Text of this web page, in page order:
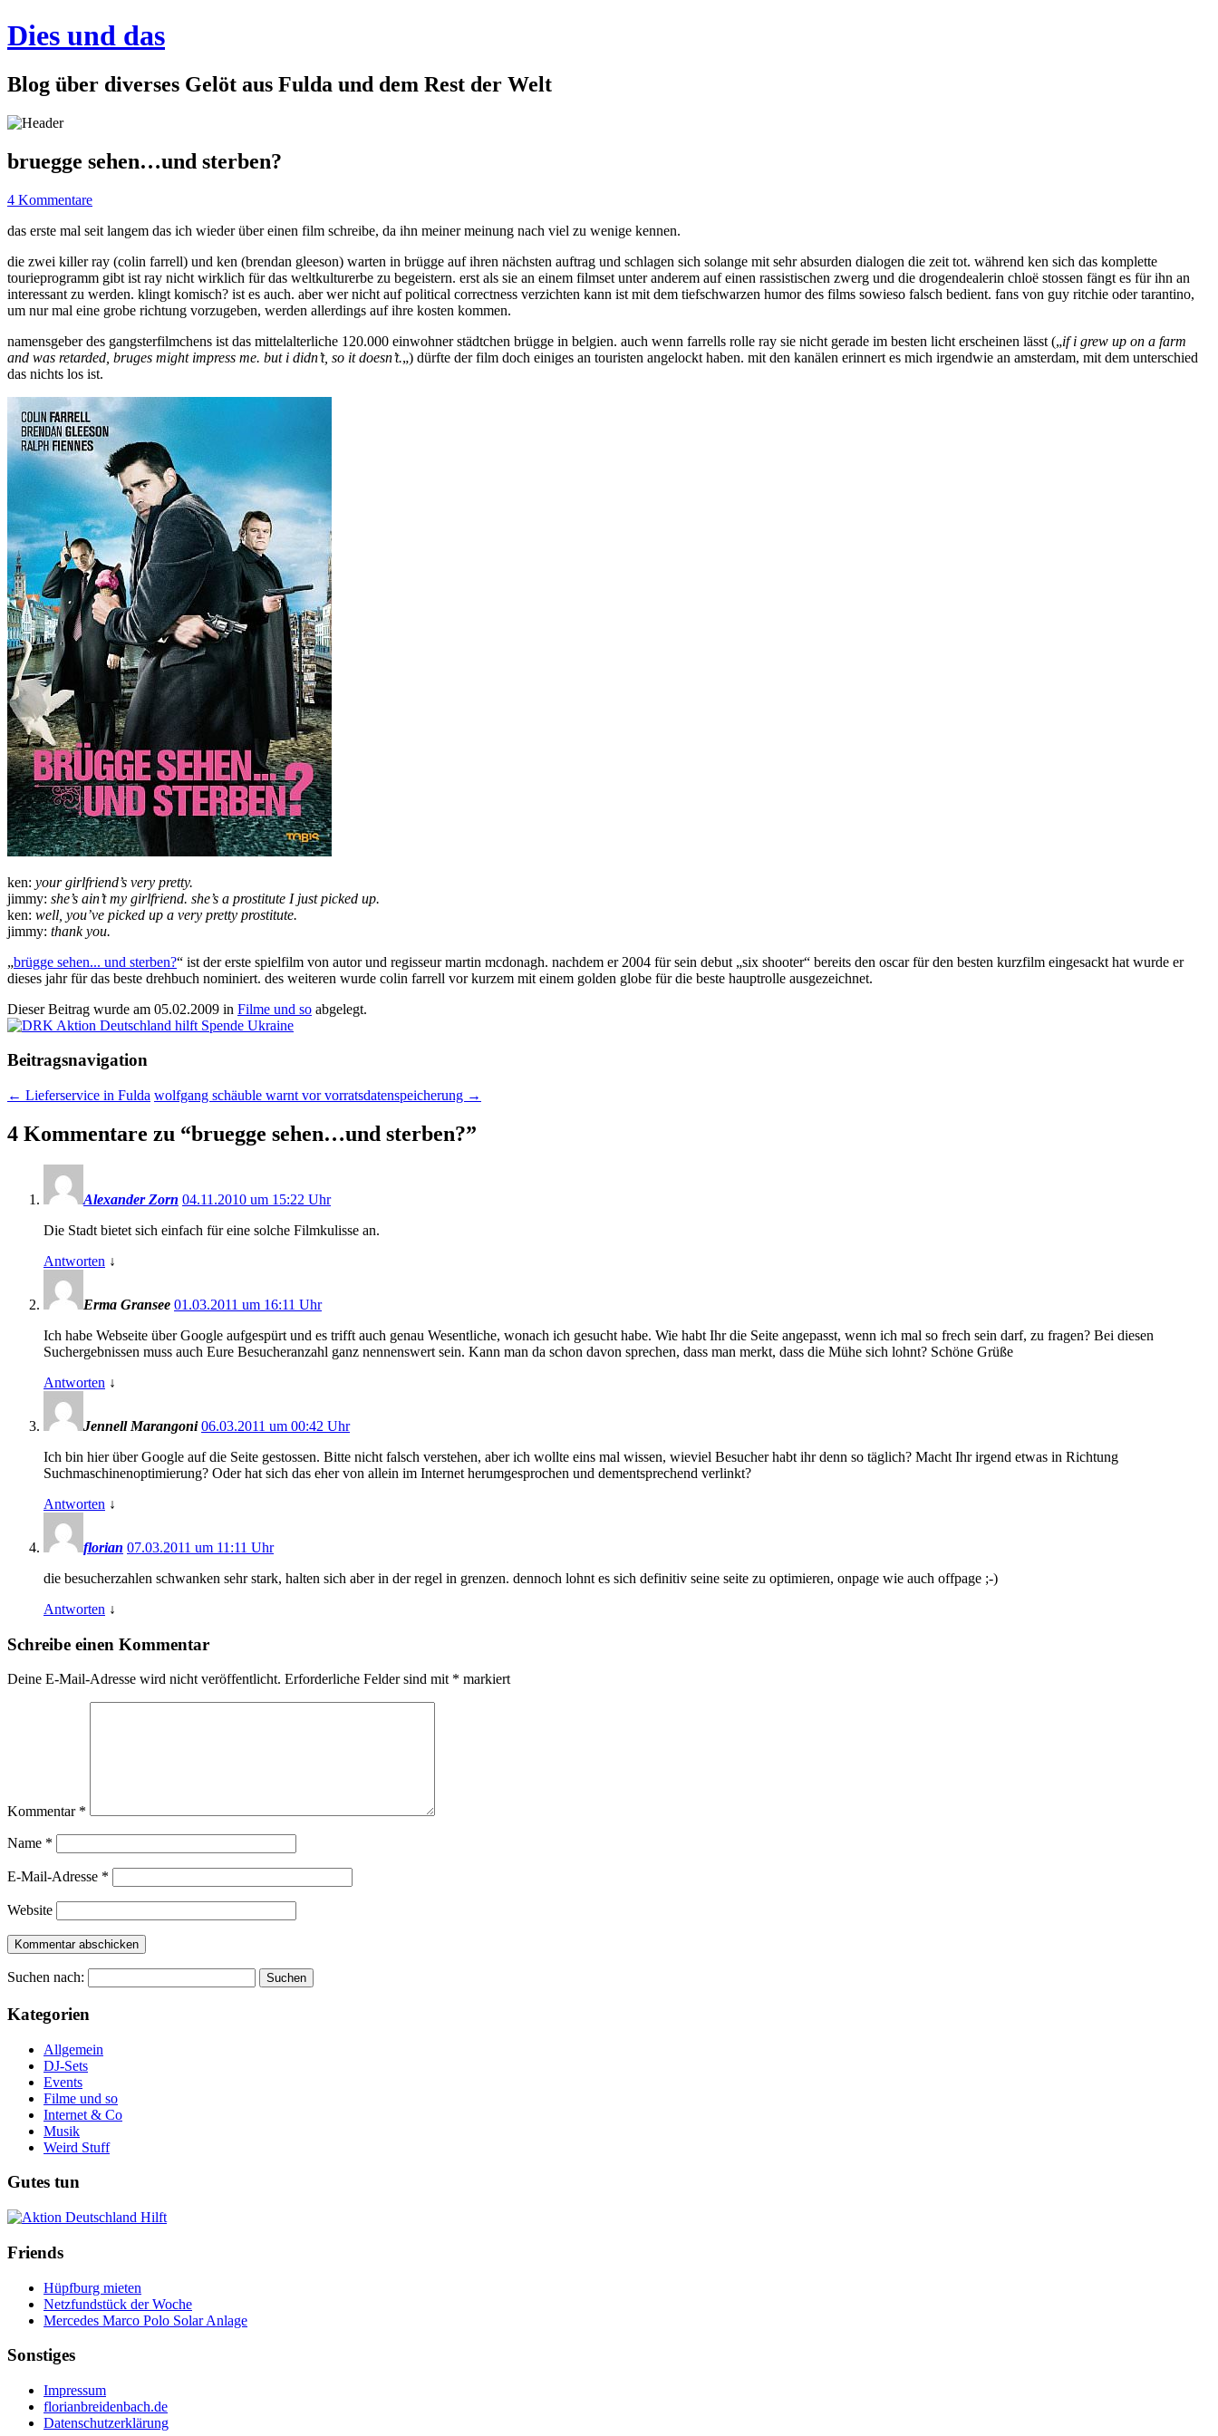
Dies und das
Blog über diverses Gelöt aus Fulda und dem Rest der Welt
bruegge sehen…und sterben?
4 Kommentare
das erste mal seit langem das ich wieder über einen film schreibe, da ihn meiner meinung nach viel zu wenige kennen.
die zwei killer ray (colin farrell) und ken (brendan gleeson) warten in brügge auf ihren nächsten auftrag und schlagen sich solange mit sehr absurden dialogen die zeit tot. während ken sich das komplette
tourieprogramm gibt ist ray nicht wirklich für das weltkulturerbe zu begeistern. erst als sie an einem filmset unter anderem auf einen rassistischen zwerg und die drogendealerin chloë stossen fängt es für ihn an
interessant zu werden. klingt komisch? ist es auch. aber wer nicht auf political correctness verzichten kann ist mit dem tiefschwarzen humor des films sowieso falsch bedient. fans von guy ritchie oder tarantino,
um nur mal eine grobe richtung vorzugeben, werden allerdings auf ihre kosten kommen.
namensgeber des gangsterfilmchens ist das mittelalterliche 120.000 einwohner städtchen brügge in belgien. auch wenn farrells rolle ray sie nicht gerade im besten licht erscheinen lässt („if i grew up on a farm
and was retarded, bruges might impress me. but i didn’t, so it doesn’t.„) dürfte der film doch einiges an touristen angelockt haben. mit den kanälen erinnert es mich irgendwie an amsterdam, mit dem unterschied
das nichts los ist.
ken: your girlfriend’s very pretty.
jimmy: she’s ain’t my girlfriend. she’s a prostitute I just picked up.
ken: well, you’ve picked up a very pretty prostitute.
jimmy: thank you.
„brügge sehen... und sterben?“ ist der erste spielfilm von autor und regisseur martin mcdonagh. nachdem er 2004 für sein debut „six shooter“ bereits den oscar für den besten kurzfilm eingesackt hat wurde er
dieses jahr für das beste drehbuch nominiert. des weiteren wurde colin farrell vor kurzem mit einem golden globe für die beste hauptrolle ausgezeichnet.
Dieser Beitrag wurde am 05.02.2009 in Filme und so abgelegt.
Beitragsnavigation
← Lieferservice in Fulda wolfgang schäuble warnt vor vorratsdatenspeicherung →
4 Kommentare zu “bruegge sehen…und sterben?”
Alexander Zorn 04.11.2010 um 15:22 Uhr
Die Stadt bietet sich einfach für eine solche Filmkulisse an.
Antworten ↓
Erma Gransee 01.03.2011 um 16:11 Uhr
Ich habe Webseite über Google aufgespürt und es trifft auch genau Wesentliche, wonach ich gesucht habe. Wie habt Ihr die Seite angepasst, wenn ich mal so frech sein darf, zu fragen? Bei diesen
Suchergebnissen muss auch Eure Besucheranzahl ganz nennenswert sein. Kann man da schon davon sprechen, dass man merkt, dass die Mühe sich lohnt? Schöne Grüße
Antworten ↓
Jennell Marangoni 06.03.2011 um 00:42 Uhr
Ich bin hier über Google auf die Seite gestossen. Bitte nicht falsch verstehen, aber ich wollte eins mal wissen, wieviel Besucher habt ihr denn so täglich? Macht Ihr irgend etwas in Richtung
Suchmaschinenoptimierung? Oder hat sich das eher von allein im Internet herumgesprochen und dementsprechend verlinkt?
Antworten ↓
florian 07.03.2011 um 11:11 Uhr
die besucherzahlen schwanken sehr stark, halten sich aber in der regel in grenzen. dennoch lohnt es sich definitiv seine seite zu optimieren, onpage wie auch offpage ;-)
Antworten ↓
Schreibe einen Kommentar
Deine E-Mail-Adresse wird nicht veröffentlicht. Erforderliche Felder sind mit * markiert
Kommentar *
Name *
E-Mail-Adresse *
Website
Suchen nach:
Kategorien
Allgemein
DJ-Sets
Events
Filme und so
Internet & Co
Musik
Weird Stuff
Gutes tun
Friends
Hüpfburg mieten
Netzfundstück der Woche
Mercedes Marco Polo Solar Anlage
Sonstiges
Impressum
florianbreidenbach.de
Datenschutzerklärung